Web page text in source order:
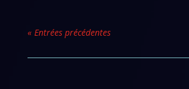
« Entrées précédentes